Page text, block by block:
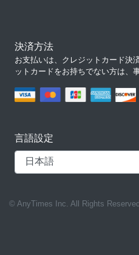
決済方法
お支払いは、クレジットカード決
ットカードをお持ちでない方は、
言語設定
© AnyTimes Inc. All Rights Reserved